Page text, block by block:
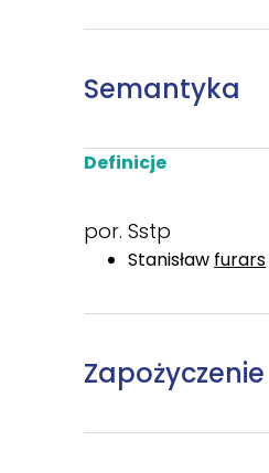
Semantyka
Definicje
por. Sstp
Stanisław furars
Zapożyczenie